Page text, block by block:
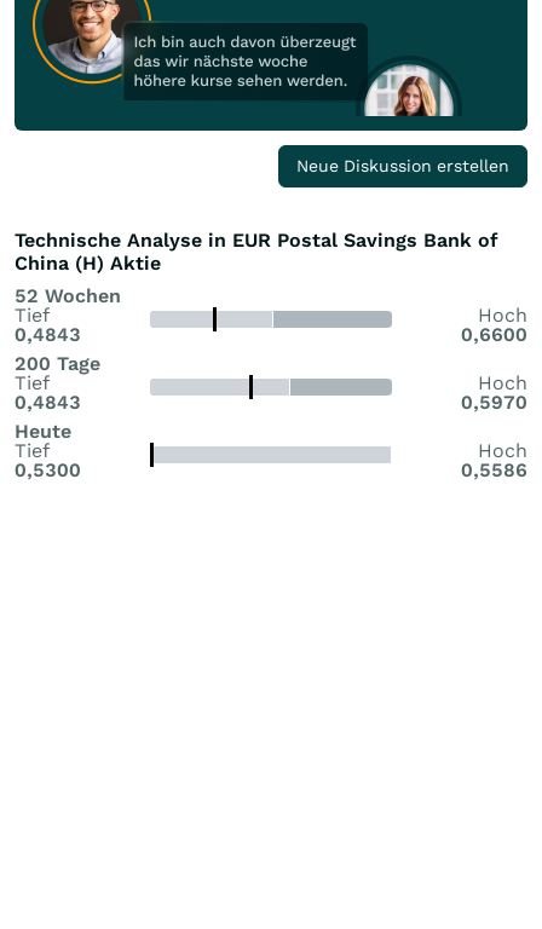
Neue Diskussion erstellen
Technische Analyse in EUR Postal Savings Bank of
China (H) Aktie
52 Wochen
Tief
0,4843
Hoch
0,6600
200 Tage
Tief
0,4843
Hoch
0,5970
Heute
Tief
0,5300
Hoch
0,5586